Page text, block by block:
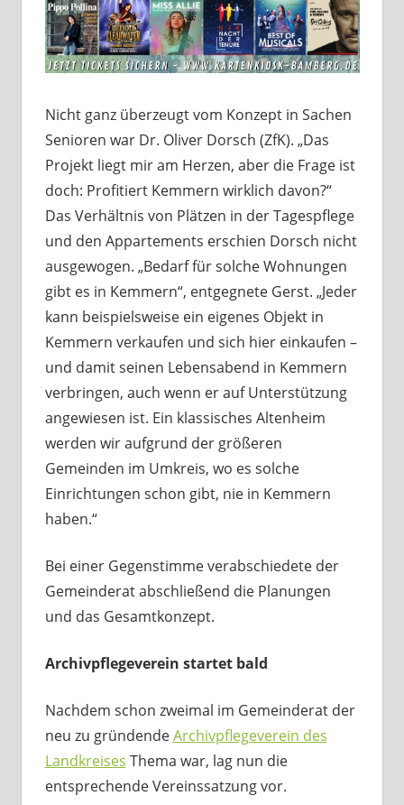
Nicht ganz überzeugt vom Konzept in Sachen
Senioren war Dr. Oliver Dorsch (ZfK). „Das
Projekt liegt mir am Herzen, aber die Frage ist
doch: Profitiert Kemmern wirklich davon?“
Das Verhältnis von Plätzen in der Tagespflege
und den Appartements erschien Dorsch nicht
ausgewogen. „Bedarf für solche Wohnungen
gibt es in Kemmern“, entgegnete Gerst. „Jeder
kann beispielsweise ein eigenes Objekt in
Kemmern verkaufen und sich hier einkaufen –
und damit seinen Lebensabend in Kemmern
verbringen, auch wenn er auf Unterstützung
angewiesen ist. Ein klassisches Altenheim
werden wir aufgrund der größeren
Gemeinden im Umkreis, wo es solche
Einrichtungen schon gibt, nie in Kemmern
haben.“
Bei einer Gegenstimme verabschiedete der
Gemeinderat abschließend die Planungen
und das Gesamtkonzept.
Archivpflegeverein startet bald
Nachdem schon zweimal im Gemeinderat der
neu zu gründendeArchivpflegeverein des
Landkreises Thema war, lag nun die
entsprechende Vereinssatzung vor.